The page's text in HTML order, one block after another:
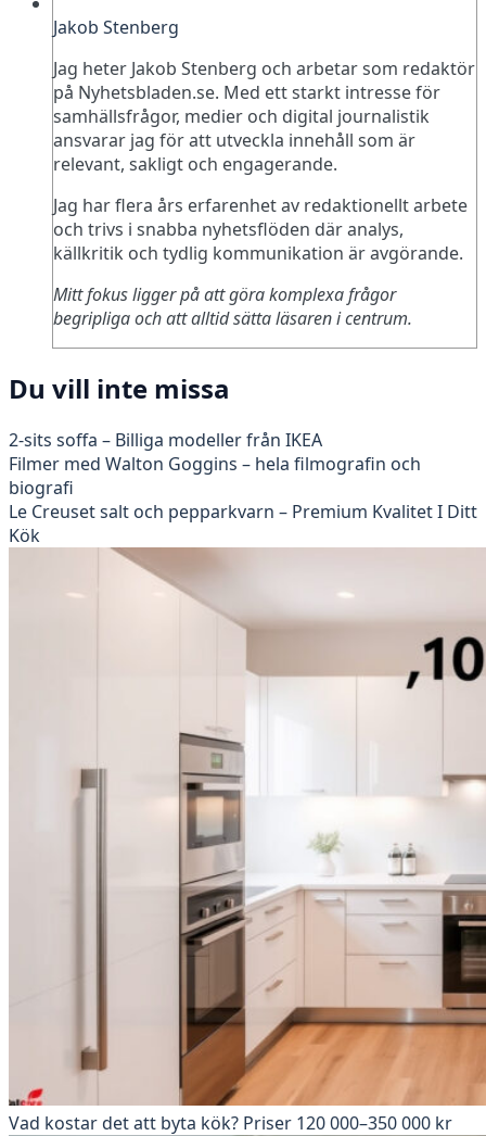
Jakob Stenberg
Jag heter Jakob Stenberg och arbetar som redaktör
på Nyhetsbladen.se. Med ett starkt intresse för
samhällsfrågor, medier och digital journalistik
ansvarar jag för att utveckla innehåll som är
relevant, sakligt och engagerande.
Jag har flera års erfarenhet av redaktionellt arbete
och trivs i snabba nyhetsflöden där analys,
källkritik och tydlig kommunikation är avgörande.
Mitt fokus ligger på att göra komplexa frågor
begripliga och att alltid sätta läsaren i centrum.
Du vill inte missa
2-sits soffa – Billiga modeller från IKEA
Filmer med Walton Goggins – hela filmografin och
biografi
Le Creuset salt och pepparkvarn – Premium Kvalitet I Ditt
Kök
Vad kostar det att byta kök? Priser 120 000–350 000 kr